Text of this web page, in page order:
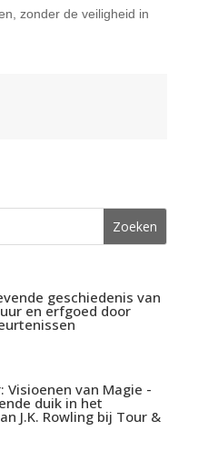
zonder de veiligheid in
geschiedenis van
en erfgoed door
Visioenen van Magie -
duik in het
J.K. Rowling bij Tour &